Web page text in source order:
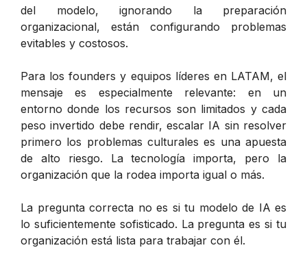
del modelo, ignorando la preparación
organizacional, están configurando problemas
evitables y costosos.
Para los founders y equipos líderes en LATAM, el
mensaje es especialmente relevante: en un
entorno donde los recursos son limitados y cada
peso invertido debe rendir, escalar IA sin resolver
primero los problemas culturales es una apuesta
de alto riesgo. La tecnología importa, pero la
organización que la rodea importa igual o más.
La pregunta correcta no es si tu modelo de IA es
lo suficientemente sofisticado. La pregunta es si tu
organización está lista para trabajar con él.